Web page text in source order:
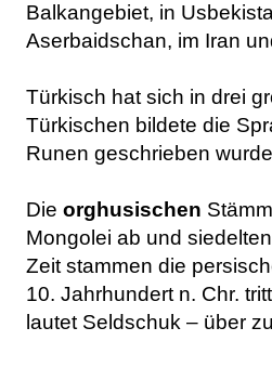
Balkangebiet, in
Aserbaidschan, im Iran
Türkisch hat sich in drei
Türkischen bildete die
Runen geschrieben
Die orghusischen
Mongolei ab und
Zeit stammen die
10. Jahrhundert n. Chr.
lautet Seldschuk – über